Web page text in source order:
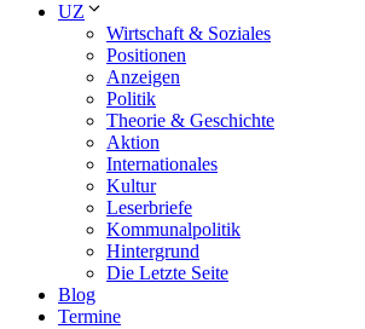
UZ
Wirtschaft & Soziales
Positionen
Anzeigen
Politik
Theorie & Geschichte
Aktion
Internationales
Kultur
Leserbriefe
Kommunalpolitik
Hintergrund
Die Letzte Seite
Blog
Termine